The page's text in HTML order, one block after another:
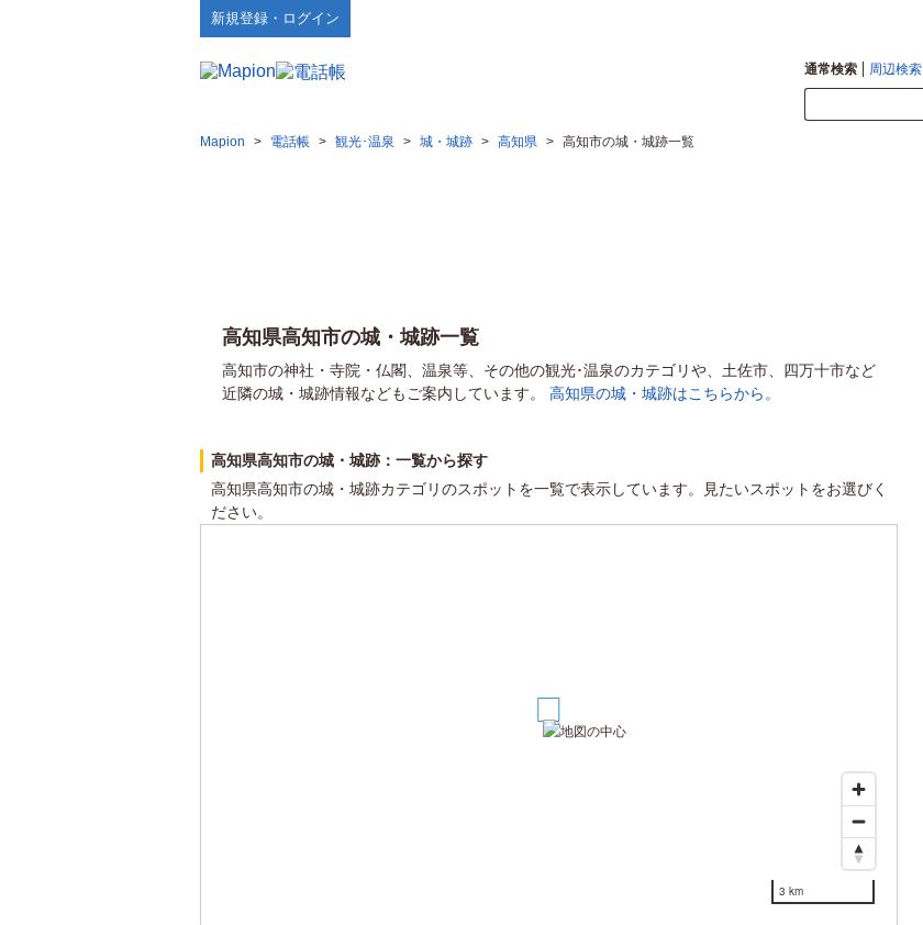
新規登録・ログイン
通常検索 周辺検索
Mapion > 電話帳 > 観光･温泉 > 城・城跡 > 高知県 > 高知市の城・城跡一覧
高知県高知市の城・城跡一覧
高知市の神社・寺院・仏閣、温泉等、その他の観光･温泉のカテゴリや、土佐市、四万十市など
近隣の城・城跡情報などもご案内しています。 高知県の城・城跡はこちらから。
高知県高知市の城・城跡：一覧から探す
高知県高知市の城・城跡カテゴリのスポットを一覧で表示しています。見たいスポットをお選びく
ださい。
3 km